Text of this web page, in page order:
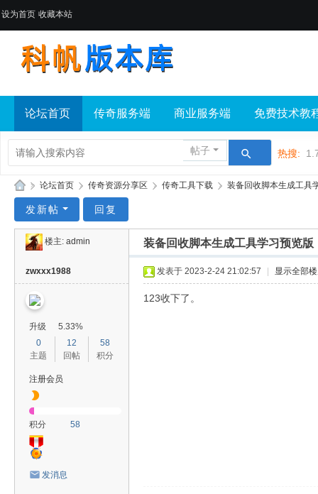
设为首页 收藏本站
论坛首页 传奇服务端 商业服务端 免费技术教
帖子 热搜:
帆
» 论坛首页 › 传奇资源分享区 › 传奇工具下载 › 装备回收脚本生成工具
发新帖 回复
楼主: admin 装备回收脚本生成工具学习预览版
zwxxx1988
升级
5.33%
0
主题
12
回帖
58
积分
注册会员
积分 58
发消息
发表于 2023-2-24 21:02:57 显示全部
123收下了。